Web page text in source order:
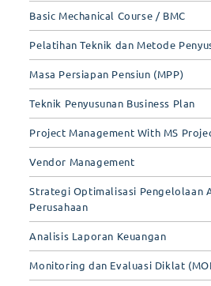
Basic Mechanical Course / BMC
Pelatihan Teknik dan Metode
Masa Persiapan Pensiun (MPP)
Teknik Penyusunan Business Plan
Project Management With MS
Vendor Management
Strategi Optimalisasi Pengelolaan
Perusahaan
Analisis Laporan Keuangan
Monitoring dan Evaluasi Diklat